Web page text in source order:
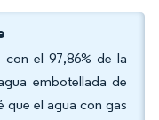
el 97,86% de la
embotellada de
que el agua con gas